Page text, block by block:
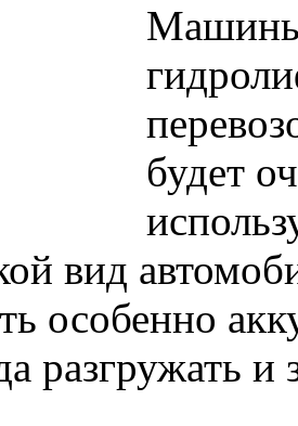
будет
вид
особенно
разгружать